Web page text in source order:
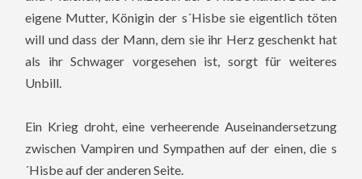
eigene Mutter, Königin der s´Hisbe sie eigentlich töten
will und dass der Mann, dem sie ihr Herz geschenkt hat
als ihr Schwager vorgesehen ist, sorgt für weiteres
Unbill.
Ein Krieg droht, eine verheerende Auseinandersetzung
zwischen Vampiren und Sympathen auf der einen, die s
´Hisbe auf der anderen Seite.